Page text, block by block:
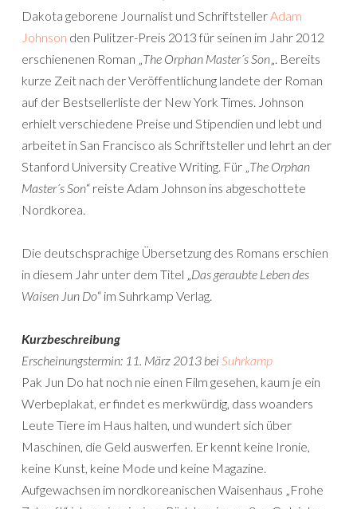
Dakota geborene Journalist und SchriftstellerAdam
Johnson den Pulitzer-Preis 2013 für seinen im Jahr 2012
erschienenen Roman „The Orphan Master´s Son„. Bereits
kurze Zeit nach der Veröffentlichung landete der Roman
auf der Bestsellerliste der New York Times. Johnson
erhielt verschiedene Preise und Stipendien und lebt und
arbeitet in San Francisco als Schriftsteller und lehrt an der
Stanford University Creative Writing. Für „The Orphan
Master´s Son“ reiste Adam Johnson ins abgeschottete
Nordkorea.
Die deutschsprachige Übersetzung des Romans erschien
in diesem Jahr unter dem Titel „Das geraubte Leben des
Waisen Jun Do“ im Suhrkamp Verlag.
Kurzbeschreibung
Erscheinungstermin: 11. März 2013 beiSuhrkamp
Pak Jun Do hat noch nie einen Film gesehen, kaum je ein
Werbeplakat, er findet es merkwürdig, dass woanders
Leute Tiere im Haus halten, und wundert sich über
Maschinen, die Geld auswerfen. Er kennt keine Ironie,
keine Kunst, keine Mode und keine Magazine.
Aufgewachsen im nordkoreanischen Waisenhaus „Frohe